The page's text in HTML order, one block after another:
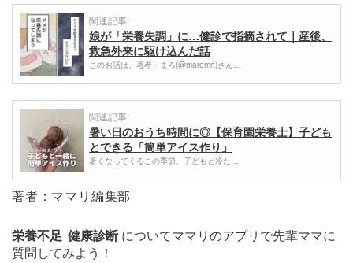
関連記事:
娘が「栄養失調」に…健診で指摘されて｜産後、
救急外来に駆け込んだ話
このお話は、著者・まろ(@maromrt)さん…
関連記事:
暑い日のおうち時間に◎【保育園栄養士】子ども
とできる「簡単アイス作り」
暑くなってくるこの季節、子どもと冷た…
著者：ママリ編集部
栄養不足 健康診断 についてママリのアプリで先輩ママに
質問してみよう！